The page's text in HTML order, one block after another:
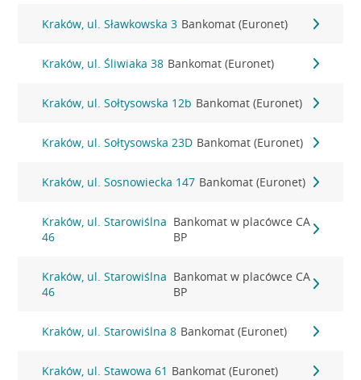
Kraków, ul. Sławkowska 3 Bankomat (Euronet)
Kraków, ul. Śliwiaka 38 Bankomat (Euronet)
Kraków, ul. Sołtysowska 12b Bankomat (Euronet)
Kraków, ul. Sołtysowska 23D Bankomat (Euronet)
Kraków, ul. Sosnowiecka 147 Bankomat (Euronet)
Kraków, ul. Starowiślna
46
Bankomat w placówce CA
BP
Kraków, ul. Starowiślna
46
Bankomat w placówce CA
BP
Kraków, ul. Starowiślna 8 Bankomat (Euronet)
Kraków, ul. Stawowa 61 Bankomat (Euronet)